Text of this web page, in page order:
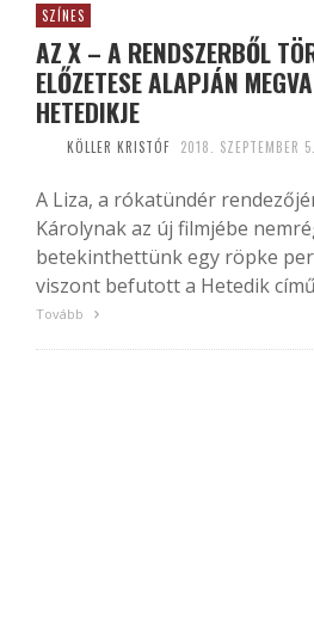
SZÍNES
AZ X – A RENDSZERBŐL
ELŐZETESE ALAPJÁN
HETEDIKJE
KÖLLER KRISTÓF 2018. SZEPTEMBER
A Liza, a rókatündér
Károlynak az új filmjébe
betekinthettünk egy röpke
viszont befutott a Hetedik
Tovább